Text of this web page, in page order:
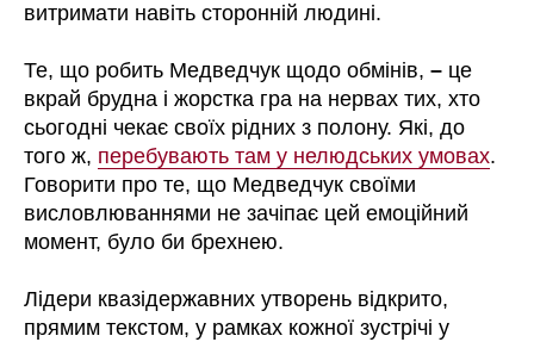
витримати навіть сторонній людині.
Те, що робить Медведчук щодо обмінів,– це
вкрай брудна і жорстка гра на нервах тих, хто
сьогодні чекає своїх рідних з полону. Які, до
того ж, перебувають там у нелюдських умовах.
Говорити про те, що Медведчук своїми
висловлюваннями не зачіпає цей емоційний
момент, було би брехнею.
Лідери квазідержавних утворень відкрито,
прямим текстом, у рамках кожної зустрічі у